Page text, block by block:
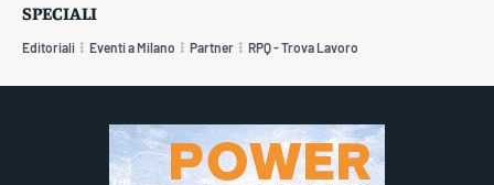
SPECIALI
Editoriali Eventi a Milano Partner RPQ - Trova Lavoro